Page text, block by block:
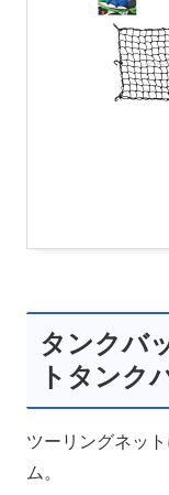
タンクバ
トタンク
ツーリングネッ
ム。